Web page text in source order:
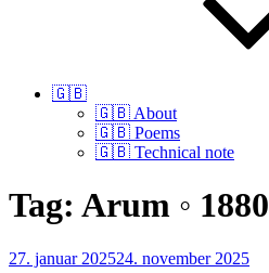
🇬🇧
🇬🇧 About
🇬🇧 Poems
🇬🇧 Technical note
Tag: Arum ◦ 1880
Udgivet
27. januar 202524. november 2025